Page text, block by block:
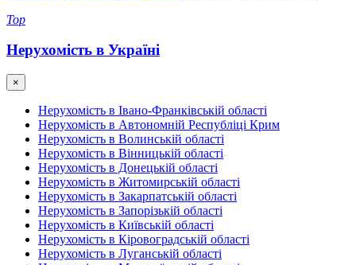
Top
Нерухомість в Україні
×
Нерухомість в Івано-Франківській області
Нерухомість в Автономній Республіці Крим
Нерухомість в Волинській області
Нерухомість в Вінницькій області
Нерухомість в Донецькій області
Нерухомість в Житомирській області
Нерухомість в Закарпатській області
Нерухомість в Запорізькій області
Нерухомість в Київській області
Нерухомість в Кіровоградській області
Нерухомість в Луганській області